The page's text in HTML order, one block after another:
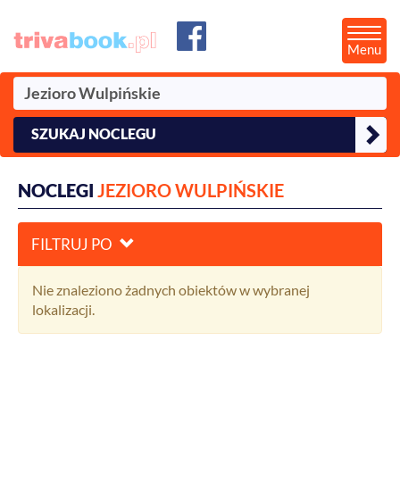
Menu
SZUKAJ NOCLEGU
NOCLEGI JEZIORO WULPIŃSKIE
FILTRUJ PO
Nie znaleziono żadnych obiektów w wybranej
lokalizacji.